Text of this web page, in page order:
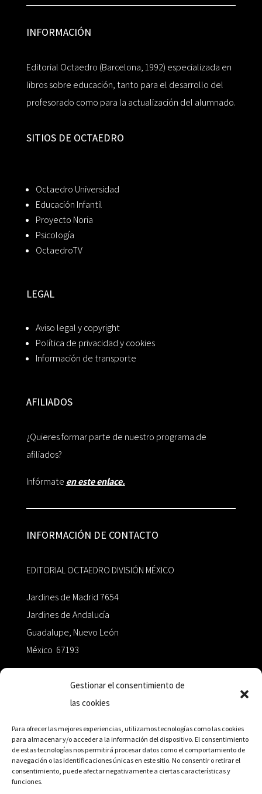
Gestionar el consentimiento de
las cookies
Para ofrecer las mejores experiencias, utilizamos tecnologías como las cookies
para almacenar y/o acceder a la información del dispositivo. El consentimiento
de estas tecnologías nos permitirá procesar datos como el comportamiento de
navegación o las identificaciones únicas en este sitio. No consentir o retirar el
consentimiento, puede afectar negativamente a ciertas características y
funciones.
INFORMACIÓN
Editorial Octaedro (Barcelona, 1992) especializada en
libros sobre educación, tanto para el desarrollo del
profesorado como para la actualización del alumnado.
SITIOS DE OCTAEDRO
Octaedro Universidad
Educación Infantil
Proyecto Noria
Psicología
OctaedroTV
LEGAL
Aviso legal y copyright
Política de privacidad y cookies
Información de transporte
AFILIADOS
¿Quieres formar parte de nuestro programa de
afiliados?
Infórmate en este enlace.
INFORMACIÓN DE CONTACTO
EDITORIAL OCTAEDRO DIVISIÓN MÉXICO
Jardines de Madrid 7654
Jardines de Andalucía
Guadalupe, Nuevo León
México 67193
+52 811.499.5638
RED DE DISTRIBUCIÓN
Distribuidores en México y Octaedro internacional